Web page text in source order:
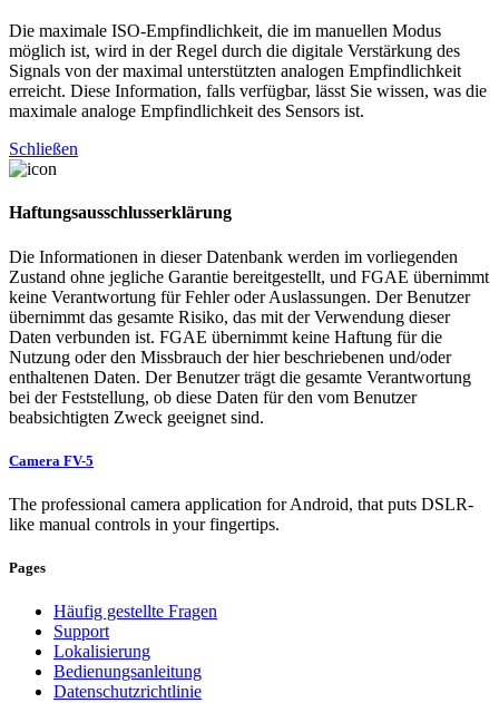
Die maximale ISO-Empfindlichkeit, die im manuellen Modus
möglich ist, wird in der Regel durch die digitale Verstärkung des
Signals von der maximal unterstützten analogen Empfindlichkeit
erreicht. Diese Information, falls verfügbar, lässt Sie wissen, was die
maximale analoge Empfindlichkeit des Sensors ist.
Schließen
Haftungsausschlusserklärung
Die Informationen in dieser Datenbank werden im vorliegenden
Zustand ohne jegliche Garantie bereitgestellt, und FGAE übernimmt
keine Verantwortung für Fehler oder Auslassungen. Der Benutzer
übernimmt das gesamte Risiko, das mit der Verwendung dieser
Daten verbunden ist. FGAE übernimmt keine Haftung für die
Nutzung oder den Missbrauch der hier beschriebenen und/oder
enthaltenen Daten. Der Benutzer trägt die gesamte Verantwortung
bei der Feststellung, ob diese Daten für den vom Benutzer
beabsichtigten Zweck geeignet sind.
Camera FV-5
The professional camera application for Android, that puts DSLR-
like manual controls in your fingertips.
Pages
Häufig gestellte Fragen
Support
Lokalisierung
Bedienungsanleitung
Datenschutzrichtlinie